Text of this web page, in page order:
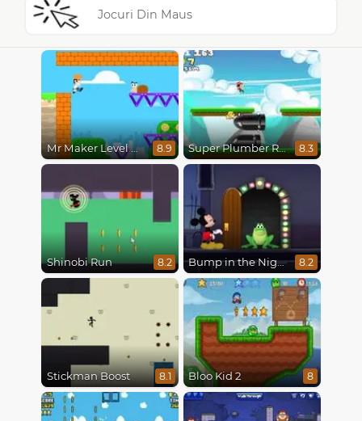
Jocuri Din Maus
Mr Maker Level Editor 8.9 Super Plumber Run 8.3
Shinobi Run 8.2 Bump in the Night 8.2
Stickman Boost 8.1 Bloo Kid 2 8